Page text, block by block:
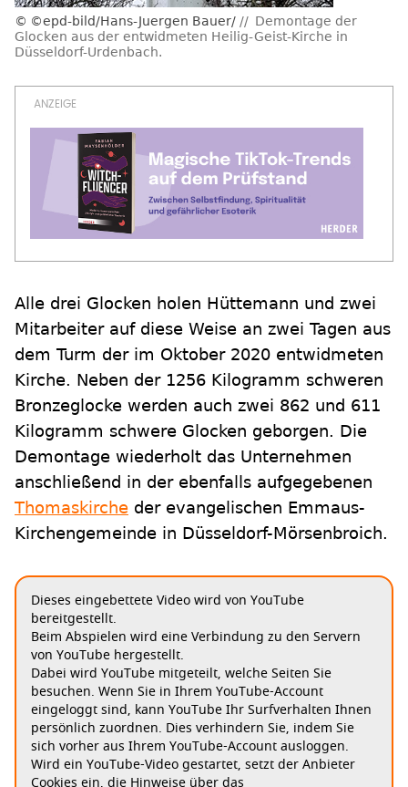
©epd-bild/Hans-Juergen Bauer/
Demontage der
Glocken aus der entwidmeten Heilig-Geist-Kirche in
Düsseldorf-Urdenbach.
Alle drei Glocken holen Hüttemann und zwei
Mitarbeiter auf diese Weise an zwei Tagen aus
dem Turm der im Oktober 2020 entwidmeten
Kirche. Neben der 1256 Kilogramm schweren
Bronzeglocke werden auch zwei 862 und 611
Kilogramm schwere Glocken geborgen. Die
Demontage wiederholt das Unternehmen
anschließend in der ebenfalls aufgegebenen
Thomaskirche der evangelischen Emmaus-
Kirchengemeinde in Düsseldorf-Mörsenbroich.
Dieses eingebettete Video wird von YouTube
bereitgestellt.
Beim Abspielen wird eine Verbindung zu den Servern
von YouTube hergestellt.
Dabei wird YouTube mitgeteilt, welche Seiten Sie
besuchen. Wenn Sie in Ihrem YouTube-Account
eingeloggt sind, kann YouTube Ihr Surfverhalten Ihnen
persönlich zuordnen. Dies verhindern Sie, indem Sie
sich vorher aus Ihrem YouTube-Account ausloggen.
Wird ein YouTube-Video gestartet, setzt der Anbieter
Cookies ein, die Hinweise über das